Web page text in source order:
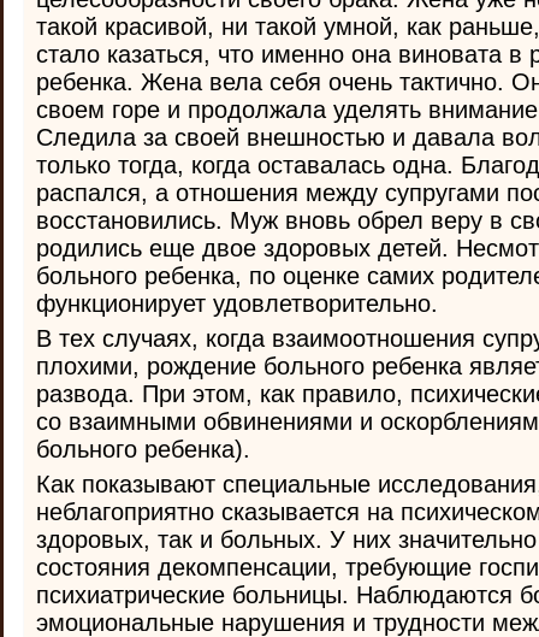
такой красивой, ни такой умной, как
стало казаться, что именно она виновата в
ребенка. Жена вела себя очень тактично.
своем горе и продолжала уделять
Следила за своей внешностью и давала
только тогда, когда оставалась одна.
распался, а отношения между супругами
восстановились. Муж вновь обрел веру в
родились еще двое здоровых детей.
больного ребенка, по оценке самих
функционирует удовлетворительно.
В тех случаях, когда взаимоотношения
плохими, рождение больного ребенка
развода. При этом, как правило,
со взаимными обвинениями и
больного ребенка).
Как показывают специальные
неблагоприятно сказывается на
здоровых, так и больных. У них
состояния декомпенсации, требующие
психиатрические больницы. Наблюдаются
эмоциональные нарушения и трудности